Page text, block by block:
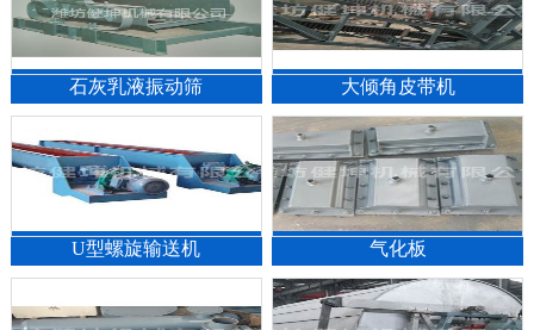
3
石灰乳液振动筛 大倾角皮带机
U型螺旋输送机 气化板